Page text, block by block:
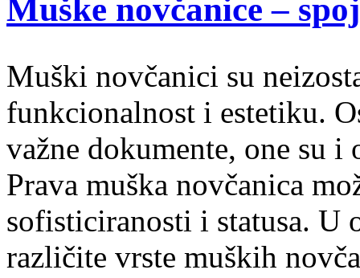
Muške novčanice –
Muški novčanici su
funkcionalnost i estetiku.
važne dokumente, one su i
Prava muška novčanica
sofisticiranosti i statusa. U
različite vrste muških